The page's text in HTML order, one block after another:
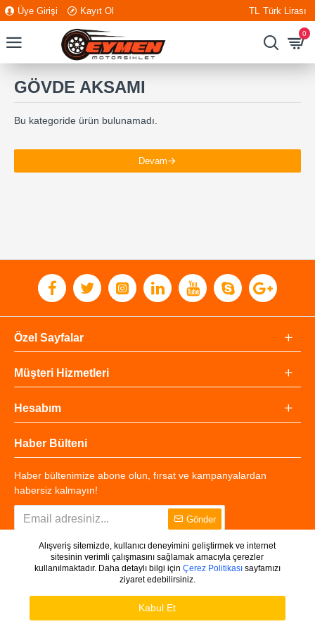
Üye Girişi Kayıt Ol TL Türk Lirası
0
GÖVDE AKSAMI
Bu kategoride ürün bulunamadı.
Devam
Özel Sayfalar
Müşteri Hizmetleri
Hesabım
Haber Bülteni
Haber bültenimize abone olun, fırsat ve kampanyalardan
habersiz kalmayın!
Gönder
Copyright © 2025 - Tüm Hakları Saklıdır.
Alışveriş sitemizde, kullanıcı deneyimini geliştirmek ve internet
sitesinin verimli çalışmasını sağlamak amacıyla çerezler
kullanılmaktadır. Daha detaylı bilgi için Çerez Politikasısayfamızı
ziyaret edebilirsiniz.
Kabul Et
Ürünleri Filtrele